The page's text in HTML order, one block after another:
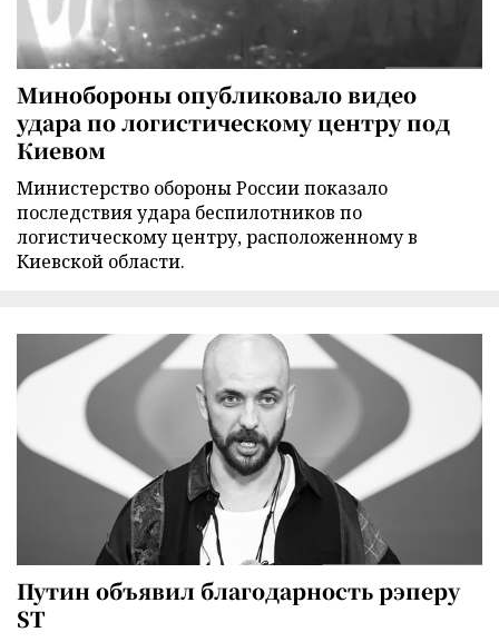
Минобороны опубликовало видео
удара по логистическому центру под
Киевом
Министерство обороны России показало
последствия удара беспилотников по
логистическому центру, расположенному в
Киевской области.
Путин объявил благодарность рэперу
ST